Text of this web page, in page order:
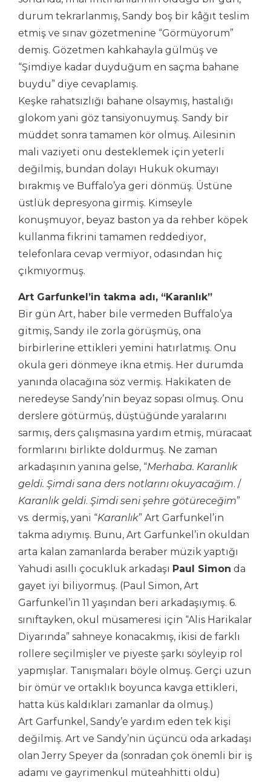
durum tekrarlanmış, Sandy boş bir kâğıt teslim
etmiş ve sınav gözetmenine “Görmüyorum”
demiş. Gözetmen kahkahayla gülmüş ve
“Şimdiye kadar duyduğum en saçma bahane
buydu” diye cevaplamış.
Keşke rahatsızlığı bahane olsaymış, hastalığı
glokom yani göz tansiyonuymuş. Sandy bir
müddet sonra tamamen kör olmuş. Ailesinin
mali vaziyeti onu desteklemek için yeterli
değilmiş, bundan dolayı Hukuk okumayı
bırakmış ve Buffalo’ya geri dönmüş. Üstüne
üstlük depresyona girmiş. Kimseyle
konuşmuyor, beyaz baston ya da rehber köpek
kullanma fikrini tamamen reddediyor,
telefonlara cevap vermiyor, odasından hiç
çıkmıyormuş.
Art Garfunkel’in takma adı, “Karanlık”
Bir gün Art, haber bile vermeden Buffalo’ya
gitmiş, Sandy ile zorla görüşmüş, ona
birbirlerine ettikleri yemini hatırlatmış. Onu
okula geri dönmeye ikna etmiş. Her durumda
yanında olacağına söz vermiş. Hakikaten de
neredeyse Sandy’nin beyaz sopası olmuş. Onu
derslere götürmüş, düştüğünde yaralarını
sarmış, ders çalışmasına yardım etmiş, müracaat
formlarını birlikte doldurmuş. Ne zaman
arkadaşının yanına gelse, “Merhaba. Karanlık
geldi. Şimdi sana ders notlarını okuyacağım. /
Karanlık geldi. Şimdi seni şehre götüreceğim”
vs. dermiş, yani “Karanlık” Art Garfunkel’in
takma adıymış. Bunu, Art Garfunkel’in okuldan
arta kalan zamanlarda beraber müzik yaptığı
Yahudi asıllı çocukluk arkadaşı Paul Simon da
gayet iyi biliyormuş. (Paul Simon, Art
Garfunkel’in 11 yaşından beri arkadaşıymış. 6.
sınıftayken, okul müsameresi için “Alis Harikalar
Diyarında” sahneye konacakmış, ikisi de farklı
rollere seçilmişler ve piyeste şarkı söyleyip rol
yapmışlar. Tanışmaları böyle olmuş. Gerçi uzun
bir ömür ve ortaklık boyunca kavga ettikleri,
hatta küs kaldıkları zamanlar da olmuş.)
Art Garfunkel, Sandy’e yardım eden tek kişi
değilmiş. Art ve Sandy’nin üçüncü oda arkadaşı
olan Jerry Speyer da (sonradan çok önemli bir iş
adamı ve gayrimenkul müteahhitti oldu)